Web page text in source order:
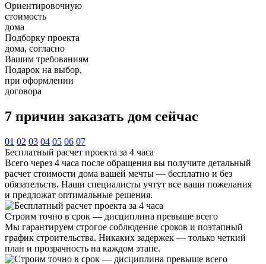
Ориентировочную
стоимость
дома
Подборку проекта
дома, согласно
Вашим требованиям
Подарок на выбор,
при оформлении
договора
7 причин заказать дом сейчас
01 02 03 04 05 06 07
Бесплатный расчет проекта за 4 часа
Всего через 4 часа после обращения вы получите детальный
расчет стоимости дома вашей мечты — бесплатно и без
обязательств. Наши специалисты учтут все ваши пожелания
и предложат оптимальные решения.
Строим точно в срок — дисциплина превыше всего
Мы гарантируем строгое соблюдение сроков и поэтапный
график строительства. Никаких задержек — только четкий
план и прозрачность на каждом этапе.